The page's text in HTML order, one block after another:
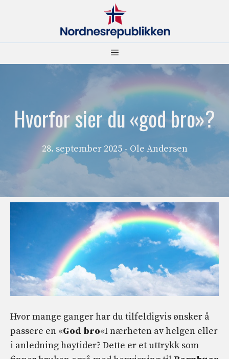
Meny
Hvorfor sier du «god bro»?
28. september 2025 - Ole Andersen
Hvor mange ganger har du tilfeldigvis ønsker å
passere en «God bro«I nærheten av helgen eller
i anledning høytider? Dette er et uttrykk som